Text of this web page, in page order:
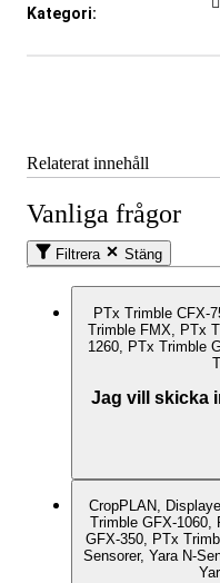
Kategori:
Relaterat innehåll
Vanliga frågor
Filtrera Stäng
PTx Trimble CFX-
Trimble FMX, PTx
1260, PTx Trimble
Jag vill skicka
CropPLAN,
Trimble GFX-1060,
GFX-350, PTx
Sensorer, Yara N-